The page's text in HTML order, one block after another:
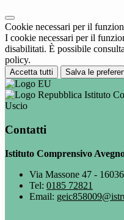
Cookie necessari per il
I cookie necessari per il
disabilitati. È possibile
policy.
Accetta tutti Salva le
Istituto
Uscio
Contatti
Istituto Comprensivo
Via Massone 47 -
Tel: 0185 72821
Email: